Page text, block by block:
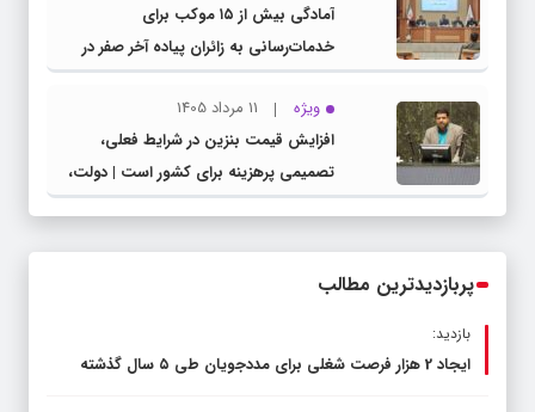
آمادگی بیش از ۱۵ موکب برای
خدمات‌رسانی به زائران پیاده آخر صفر در
شهرستان چناران
ویژه
11 مرداد 1405
افزایش قیمت بنزین در شرایط فعلی،
تصمیمی پرهزینه برای کشور است | دولت،
قاچاق سوخت و عوامل اصلی ناترازی را
پربازدیدترین مطالب
بازدید:
ایجاد 2 هزار فرصت شغلی برای مددجویان طی ۵ سال گذشته